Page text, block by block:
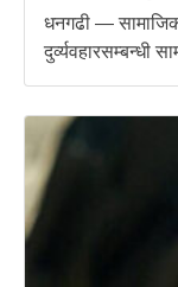
धनगढी —
दुर्व्यवहारसम्बन्धी